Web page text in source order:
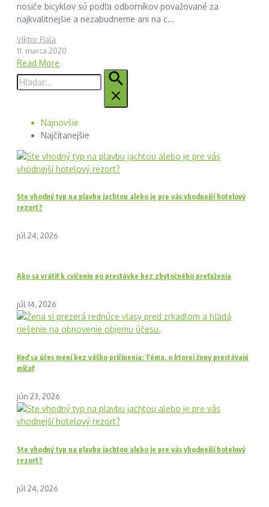
nosiče bicyklov sú podľa odborníkov považované za
najkvalitnejšie a nezabudneme ani na c...
Viktor Fiala
11. marca 2020
Read More
Hľadať:
Najnovšie
Najčítanejšie
Ste vhodný typ na plavbu jachtou alebo je pre vás vhodnejší hotelový
rezort?
júl 24, 2026
Ako sa vrátiť k cvičeniu po prestávke bez zbytočného preťaženia
júl 14, 2026
Keď sa účes mení bez vášho pričinenia: Téma, o ktorej ženy prestávajú
mlčať
jún 23, 2026
Ste vhodný typ na plavbu jachtou alebo je pre vás vhodnejší hotelový
rezort?
júl 24, 2026